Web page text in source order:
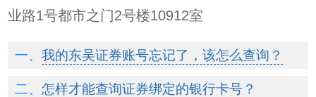
业路1号都市之门2号楼10912室
我的东吴证券账号忘记了，该怎么查询？
怎样才能查询证券绑定的银行卡号？